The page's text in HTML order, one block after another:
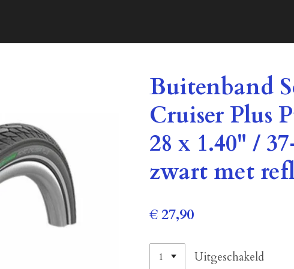
Buitenband
Cruiser Plus
28 x 1.40" /
zwart met
€ 27,90
Uitgeschakeld